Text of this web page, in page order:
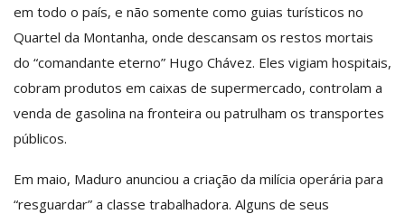
em todo o país, e não somente como guias turísticos no
Quartel da Montanha, onde descansam os restos mortais
do “comandante eterno” Hugo Chávez. Eles vigiam hospitais,
cobram produtos em caixas de supermercado, controlam a
venda de gasolina na fronteira ou patrulham os transportes
públicos.
Em maio, Maduro anunciou a criação da milícia operária para
“resguardar” a classe trabalhadora. Alguns de seus